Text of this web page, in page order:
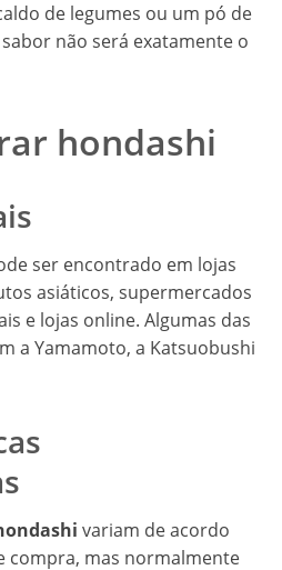
de legumes ou um pó de
não será exatamente o
hondashi
ser encontrado em lojas
asiáticos, supermercados
e lojas online. Algumas das
a Yamamoto, a Katsuobushi
variam de acordo
compra, mas normalmente